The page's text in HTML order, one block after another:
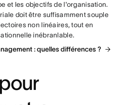
et les objectifs de l'organisation.
doit être suffisamment souple
non linéaires, tout en
inébranlable.
: quelles différences ?